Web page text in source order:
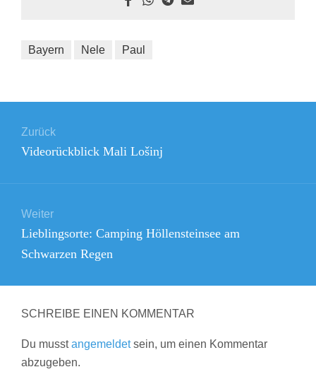
Bayern Nele Paul
Navigation
Zurück
Vorheriger
Videorückblick Mali Lošinj
Weiter
Nächster
Beitrag:
Lieblingsorte: Camping Höllensteinsee am
Schwarzen Regen
SCHREIBE EINEN KOMMENTAR
Du musstangemeldetsein, um einen Kommentar
abzugeben.